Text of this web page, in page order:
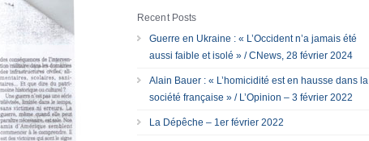
Recent Posts
Guerre en Ukraine : « L’Occident n’a jamais été
aussi faible et isolé » / CNews, 28 février 2024
Alain Bauer : « L’homicidité est en hausse dans la
société française » / L’Opinion – 3 février 2022
La Dépêche – 1er février 2022